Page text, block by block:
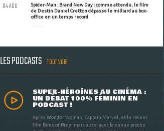
Spider-Man : Brand New Day : comme attendu, le film
de Destin Daniel Cretton dépasse le milliard au box-
office en un temps record
04 AOU
LES PODCASTS TOUT VOIR
SUPER-HÉROÏNES AU CINÉMA :
UN DÉBAT 100% FÉMININ EN
PODCAST !
Après Wonder Woman, Captain Marvel, et le récent
film Birds of Prey, mais aussi avec la venue proche